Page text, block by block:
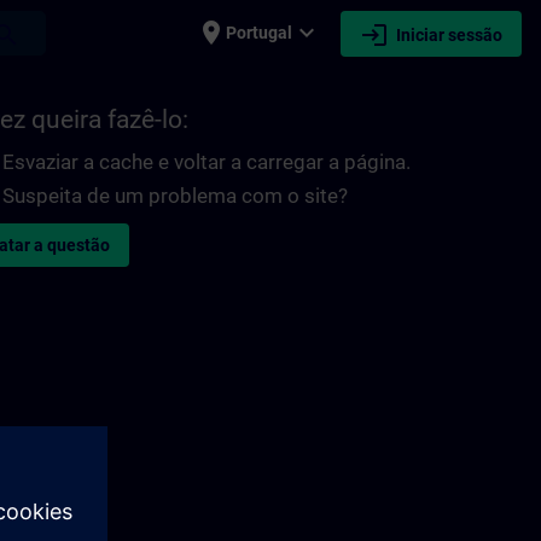
place Portugal expand_more login Iniciar sessão
queira fazê-lo:
Esvaziar a cache e voltar a carregar a página.
Suspeita de um problema com o site?
a questão